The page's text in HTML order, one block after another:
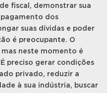
fiscal, demonstrar sua
dos
suas dívidas e poder
é preocupante. O
neste momento é
preciso gerar condições
privado, reduzir a
à sua indústria, buscar